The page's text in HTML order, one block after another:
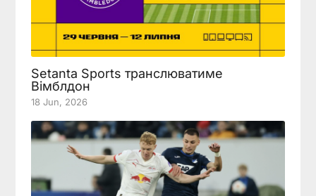
Setanta Sports транслюватиме
Вімблдон
18 Jun, 2026